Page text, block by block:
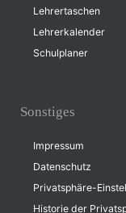
Lehrertaschen
Lehrerkalender
Schulplaner
Sonstiges
Impressum
Datenschutz
Privatsphäre-
Historie der